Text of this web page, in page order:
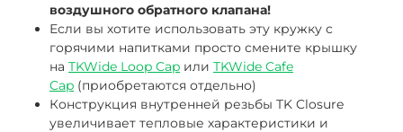
воздушного обратного клапана!
Если вы хотите использовать эту кружку с
горячими напитками просто смените крышку
на TKWide Loop Cap или TKWide Cafe
Cap (приобретаются отдельно)
Конструкция внутренней резьбы TK Closure
увеличивает тепловые характеристики и